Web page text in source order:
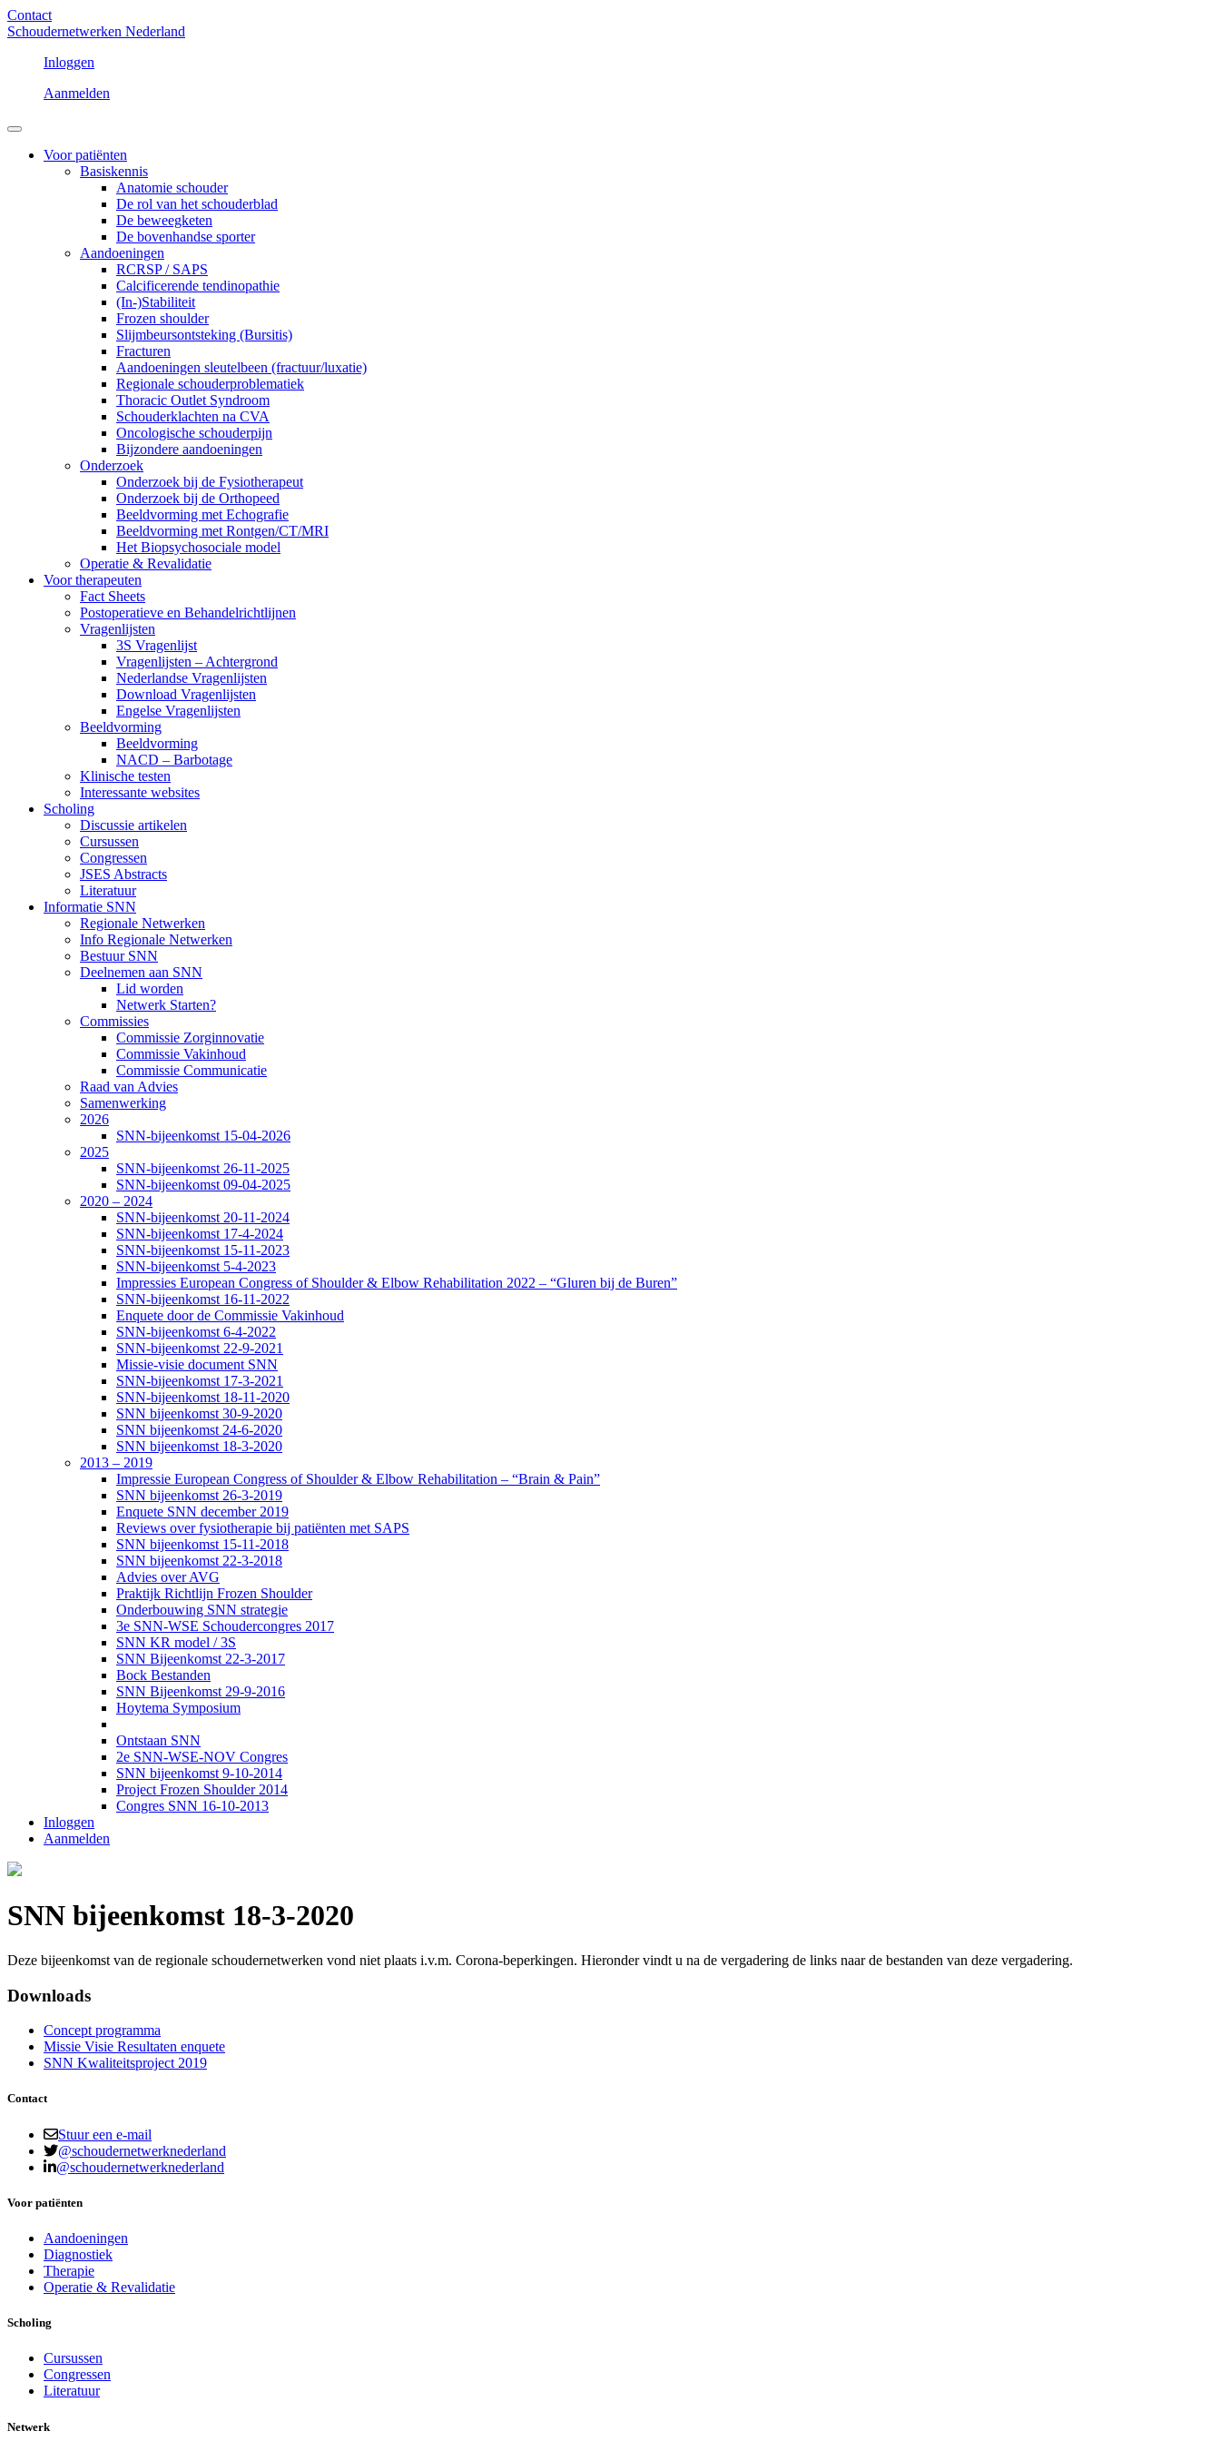
Contact
Schoudernetwerken Nederland
Inloggen
Aanmelden
Voor patiënten
Basiskennis
Anatomie schouder
De rol van het schouderblad
De beweegketen
De bovenhandse sporter
Aandoeningen
RCRSP / SAPS
Calcificerende tendinopathie
(In-)Stabiliteit
Frozen shoulder
Slijmbeursontsteking (Bursitis)
Fracturen
Aandoeningen sleutelbeen (fractuur/luxatie)
Regionale schouderproblematiek
Thoracic Outlet Syndroom
Schouderklachten na CVA
Oncologische schouderpijn
Bijzondere aandoeningen
Onderzoek
Onderzoek bij de Fysiotherapeut
Onderzoek bij de Orthopeed
Beeldvorming met Echografie
Beeldvorming met Rontgen/CT/MRI
Het Biopsychosociale model
Operatie & Revalidatie
Voor therapeuten
Fact Sheets
Postoperatieve en Behandelrichtlijnen
Vragenlijsten
3S Vragenlijst
Vragenlijsten – Achtergrond
Nederlandse Vragenlijsten
Download Vragenlijsten
Engelse Vragenlijsten
Beeldvorming
Beeldvorming
NACD – Barbotage
Klinische testen
Interessante websites
Scholing
Discussie artikelen
Cursussen
Congressen
JSES Abstracts
Literatuur
Informatie SNN
Regionale Netwerken
Info Regionale Netwerken
Bestuur SNN
Deelnemen aan SNN
Lid worden
Netwerk Starten?
Commissies
Commissie Zorginnovatie
Commissie Vakinhoud
Commissie Communicatie
Raad van Advies
Samenwerking
2026
SNN-bijeenkomst 15-04-2026
2025
SNN-bijeenkomst 26-11-2025
SNN-bijeenkomst 09-04-2025
2020 – 2024
SNN-bijeenkomst 20-11-2024
SNN-bijeenkomst 17-4-2024
SNN-bijeenkomst 15-11-2023
SNN-bijeenkomst 5-4-2023
Impressies European Congress of Shoulder & Elbow Rehabilitation 2022 – “Gluren bij de Buren”
SNN-bijeenkomst 16-11-2022
Enquete door de Commissie Vakinhoud
SNN-bijeenkomst 6-4-2022
SNN-bijeenkomst 22-9-2021
Missie-visie document SNN
SNN-bijeenkomst 17-3-2021
SNN-bijeenkomst 18-11-2020
SNN bijeenkomst 30-9-2020
SNN bijeenkomst 24-6-2020
SNN bijeenkomst 18-3-2020
2013 – 2019
Impressie European Congress of Shoulder & Elbow Rehabilitation – “Brain & Pain”
SNN bijeenkomst 26-3-2019
Enquete SNN december 2019
Reviews over fysiotherapie bij patiënten met SAPS
SNN bijeenkomst 15-11-2018
SNN bijeenkomst 22-3-2018
Advies over AVG
Praktijk Richtlijn Frozen Shoulder
Onderbouwing SNN strategie
3e SNN-WSE Schoudercongres 2017
SNN KR model / 3S
SNN Bijeenkomst 22-3-2017
Bock Bestanden
SNN Bijeenkomst 29-9-2016
Hoytema Symposium
Ontstaan SNN
2e SNN-WSE-NOV Congres
SNN bijeenkomst 9-10-2014
Project Frozen Shoulder 2014
Congres SNN 16-10-2013
Inloggen
Aanmelden
SNN bijeenkomst 18-3-2020
Deze bijeenkomst van de regionale schoudernetwerken vond niet plaats i.v.m. Corona-beperkingen. Hieronder vindt u na de vergadering de links naar de bestanden van deze vergadering.
Downloads
Concept programma
Missie Visie Resultaten enquete
SNN Kwaliteitsproject 2019
Contact
Stuur een e-mail
@schoudernetwerknederland
@schoudernetwerknederland
Voor patiënten
Aandoeningen
Diagnostiek
Therapie
Operatie & Revalidatie
Scholing
Cursussen
Congressen
Literatuur
Netwerk